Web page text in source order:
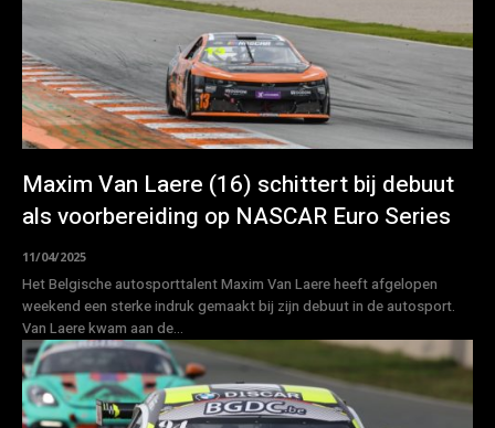
Maxim Van Laere (16) schittert bij debuut
als voorbereiding op NASCAR Euro Series
11/04/2025
Het Belgische autosporttalent Maxim Van Laere heeft afgelopen
weekend een sterke indruk gemaakt bij zijn debuut in de autosport.
Van Laere kwam aan de...